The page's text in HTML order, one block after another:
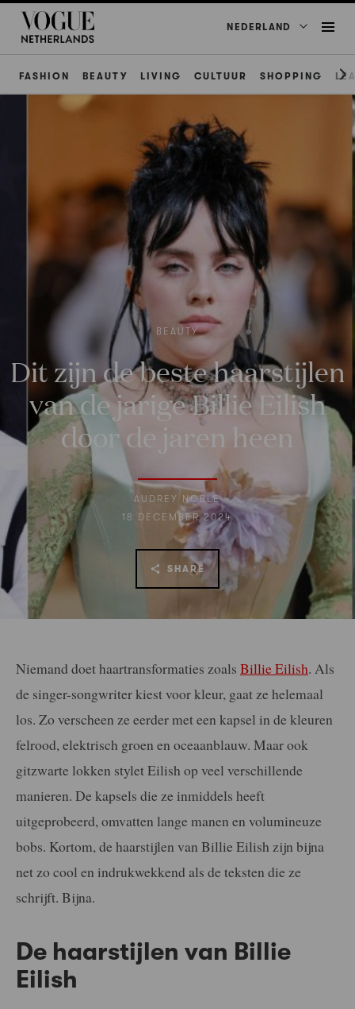
NEDERLAND
FASHION BEAUTY LIVING CULTUUR SHOPPING
BEAUTY
Dit zijn de beste haarstijlen
van de jarige Billie Eilish
door de jaren heen
AUDREY NOBLE
18 DECEMBER 2024
SHARE
Niemand doet haartransformaties zoals Billie Eilish. Als
de singer-songwriter kiest voor kleur, gaat ze helemaal
los. Zo verscheen ze eerder met een kapsel in de kleuren
felrood, elektrisch groen en oceaanblauw. Maar ook
gitzwarte lokken stylet Eilish op veel verschillende
manieren. De kapsels die ze inmiddels heeft
uitgeprobeerd, omvatten lange manen en volumineuze
bobs. Kortom, de haarstijlen van Billie Eilish zijn bijna
net zo cool en indrukwekkend als de teksten die ze
schrijft. Bijna.
De haarstijlen van Billie
Eilish